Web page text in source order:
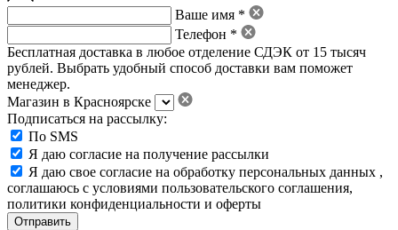
Ваше имя *
Телефон *
Бесплатная доставка в любое отделение СДЭК от 15 тысяч
рублей. Выбрать удобный способ доставки вам поможет
менеджер.
Магазин в Красноярске
Подписаться на рассылку:
По SMS
Я даю согласие на получение рассылки
Я даю свое согласие на обработку персональных данных ,
соглашаюсь с условиями пользовательского соглашения,
политики конфиденциальности и оферты